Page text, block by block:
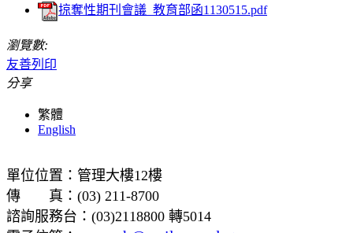
掠奪性期刊會議_教育部函1130515.pdf
瀏覽數:
友善列印
分享
繁體
English
單位位置：管理大樓12樓
傳 真：(03) 211-8700
諮詢服務台：(03)2118800 轉5014